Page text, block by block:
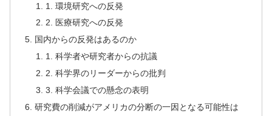
1. 環境研究への反発
2. 医療研究への反発
国内からの反発はあるのか
1. 科学者や研究者からの抗議
2. 科学界のリーダーからの批判
3. 科学会議での懸念の表明
研究費の削減がアメリカの分断の一因となる可能性は